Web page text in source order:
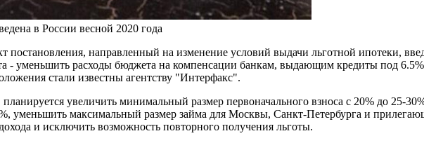
в России весной 2020 года
постановления, направленный на изменение условий выдачи льготной ипотеки,
- уменьшить расходы бюджета на компенсации банкам, выдающим кредиты под
стали известны агентству "Интерфакс".
увеличить минимальный размер первоначального взноса с 20% до 25-
уменьшить максимальный размер займа для Москвы, Санкт-Петербурга и
и исключить возможность повторного получения льготы.